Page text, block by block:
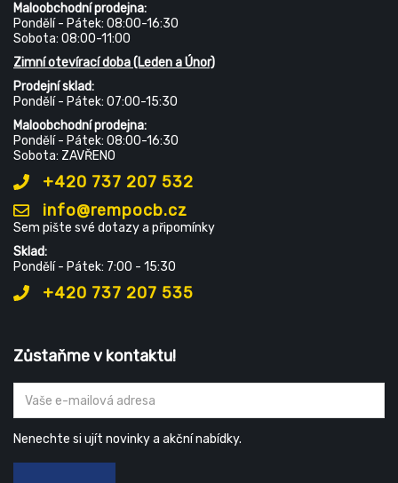
Maloobchodní prodejna:
Pondělí - Pátek: 08:00-16:30
Sobota: 08:00-11:00
Zimní otevírací doba (Leden a Únor)
Prodejní sklad:
Pondělí - Pátek: 07:00-15:30
Maloobchodní prodejna:
Pondělí - Pátek: 08:00-16:30
Sobota: ZAVŘENO
+420 737 207 532
info@rempocb.cz
Sem pište své dotazy a připomínky
Sklad:
Pondělí - Pátek: 7:00 - 15:30
+420 737 207 535
Zůstaňme v kontaktu!
Nenechte si ujít novinky a akční nabídky.